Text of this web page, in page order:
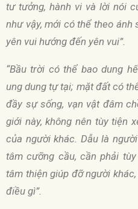
tư tưởng, hành vi và lời nói
như vậy, mới có thể theo
yên vui hướng đến yên vui”.
“Bầu trời có thể bao dung
ung dung tự tại; mặt đất có
đầy sự sống, vạn vật đâm
giới này, không nên tùy tiện
của người khác. Dẫu là
tâm cưỡng cầu, cần phải
tâm thiện giúp đỡ người
điều gì”.